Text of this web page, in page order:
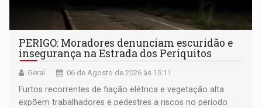
PERIGO: Moradores denunciam escuridão e
insegurança na Estrada dos Periquitos
Geral 06 de Agosto de 2026 às 15:11
Furtos recorrentes de fiação elétrica e vegetação alta
expõem trabalhadores e pedestres a riscos no período